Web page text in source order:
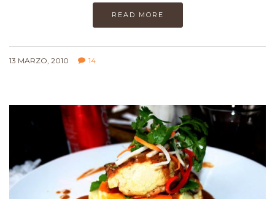
READ MORE
13 MARZO, 2010 14